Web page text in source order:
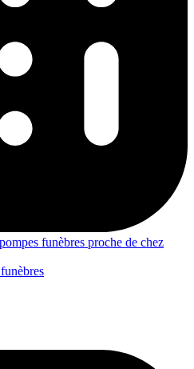
funèbres proche de chez